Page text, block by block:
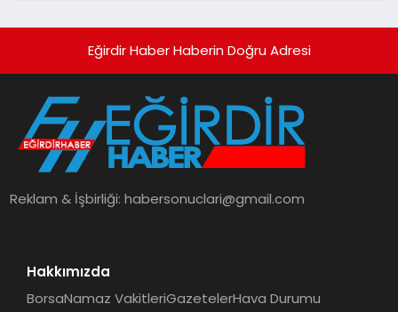
Eğirdir Haber Haberin Doğru Adresi
Reklam & İşbirliği:habersonuclari@gmail.com
Hakkımızda
BorsaNamaz VakitleriGazetelerHava Durumu